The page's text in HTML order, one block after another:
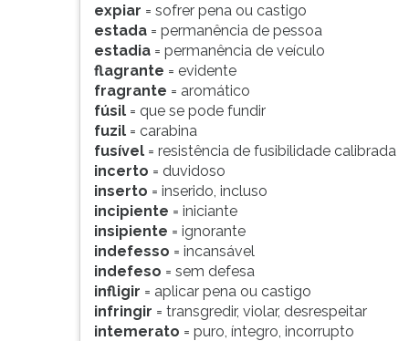
expiar = sofrer pena ou castigo
estada = permanência de pessoa
estadia = permanência de veículo
flagrante = evidente
fragrante = aromático
fúsil = que se pode fundir
fuzil = carabina
fusível = resistência de fusibilidade calibrada
incerto = duvidoso
inserto = inserido, incluso
incipiente = iniciante
insipiente = ignorante
indefesso = incansável
indefeso = sem defesa
infligir = aplicar pena ou castigo
infringir = transgredir, violar, desrespeitar
intemerato = puro, íntegro, incorrupto